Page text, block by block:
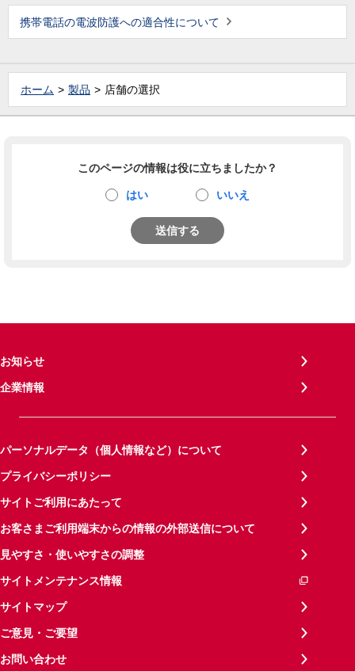
携帯電話の電波防護への適合性について
ホーム 製品 店舗の選択
このページの情報は役に立ちましたか？
はい いいえ
送信する
お知らせ
企業情報
パーソナルデータ（個人情報など）について
プライバシーポリシー
サイトご利用にあたって
お客さまご利用端末からの情報の外部送信について
見やすさ・使いやすさの調整
サイトメンテナンス情報
サイトマップ
ご意見・ご要望
お問い合わせ